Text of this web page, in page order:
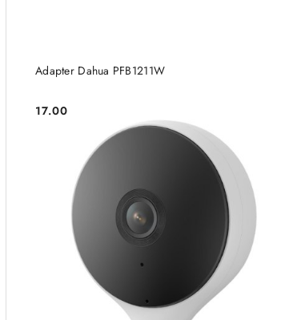
Adapter Dahua PFB1211W
Cena:
17.00
DODAJ DO KOSZYKA